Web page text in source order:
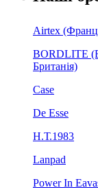
Airtex
BORDLITE
Британія)
Case
De Esse
H.Т.1983
Lanpad
Power In